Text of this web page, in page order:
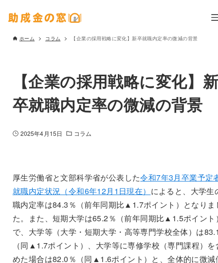
ホーム コラム 【企業の採用戦略に変化】新卒就職内定率の微減の背景
【企業の採用戦略に変化】
卒就職内定率の微減の背景
2025年4月15日 コラム
厚生労働省と文部科学省が公表した令和7年3月卒業予定
就職内定状況（令和6年12月1日現在） によると、大学生
職内定率は84.3％（前年同期比▲1.7ポイント）となりま
た。また、短期大学は65.2％（前年同期比▲1.5ポイント
で、大学等（大学・短期大学・高等専門学校全体）は
（同▲1.7ポイント）、大学等に専修学校（専門課程）を
めた場合は82.0％（同▲1.6ポイント）と、全体的に微減